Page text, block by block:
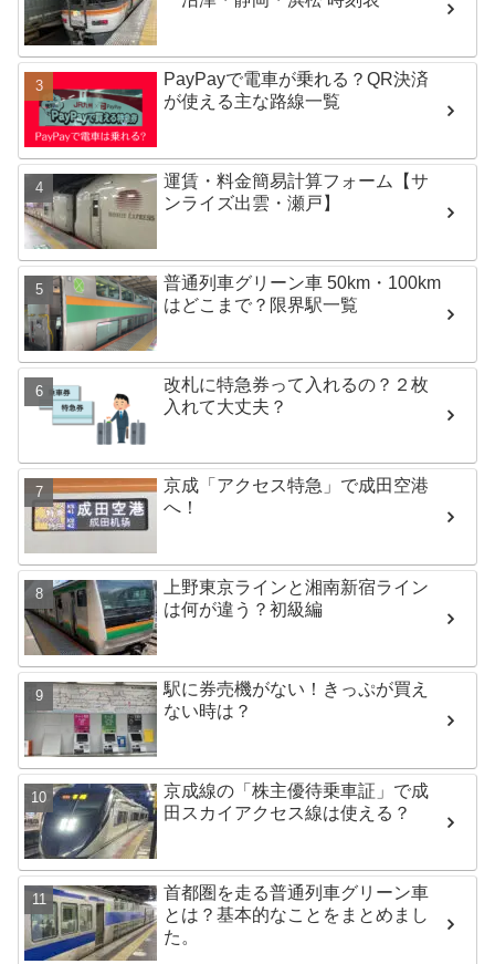
PayPayで電車が乗れる？QR決済
が使える主な路線一覧
運賃・料金簡易計算フォーム【サ
ンライズ出雲・瀬戸】
普通列車グリーン車 50km・100km
はどこまで？限界駅一覧
改札に特急券って入れるの？２枚
入れて大丈夫？
京成「アクセス特急」で成田空港
へ！
上野東京ラインと湘南新宿ライン
は何が違う？初級編
駅に券売機がない！きっぷが買え
ない時は？
京成線の「株主優待乗車証」で成
田スカイアクセス線は使える？
首都圏を走る普通列車グリーン車
とは？基本的なことをまとめまし
た。